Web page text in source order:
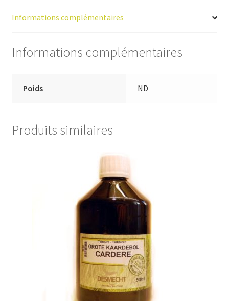
Informations complémentaires
Informations complémentaires
Poids ND
Produits similaires